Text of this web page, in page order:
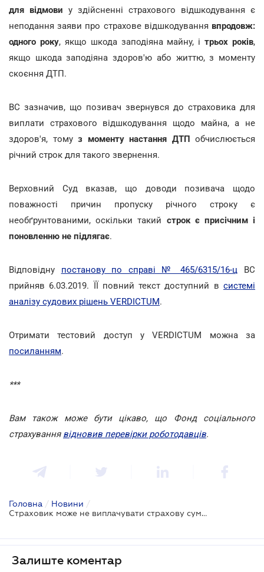
для відмови у здійсненні страхового відшкодування є
неподання заяви про страхове відшкодування впродовж:
одного року, якщо шкода заподіяна майну, ітрьох років,
якщо шкода заподіяна здоров'ю або життю, з моменту
скоєння ДТП.
ВС зазначив, що позивач звернувся до страховика для
виплати страхового відшкодування щодо майна, а не
здоров'я, тому з моменту настання ДТП обчислюється
річний строк для такого звернення.
Верховний Суд вказав, що доводи позивача щодо
поважності причин пропуску річного строку є
необґрунтованими, оскільки такий строк є присічним і
поновленню не підлягає.
Відповідну постанову по справі № 465/6315/16-ц ВС
прийняв 6.03.2019. ЇЇ повний текст доступний в системі
аналізу судових рішень VERDICTUM.
Отримати тестовий доступ у VERDICTUM можна за
посиланням.
***
Вам також може бути цікаво, що Фонд соціального
страхування відновив перевірки роботодавців.
Головна / Новини /
Страховик може не виплачувати страхову суму, якщо пропущено річний строк на звернення
Залиште коментар